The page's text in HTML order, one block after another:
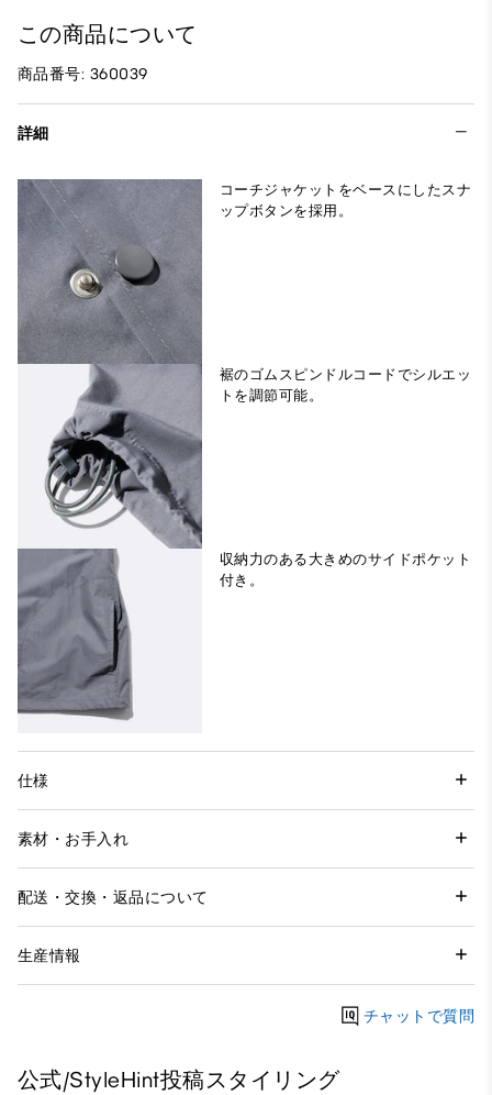
この商品について
商品番号: 360039
詳細
コーチジャケットをベースにしたスナ
ップボタンを採用。
裾のゴムスピンドルコードでシルエッ
トを調節可能。
収納力のある大きめのサイドポケット
付き。
仕様
素材・お手入れ
配送・交換・返品について
生産情報
チャットで質問
公式/StyleHint投稿スタイリング